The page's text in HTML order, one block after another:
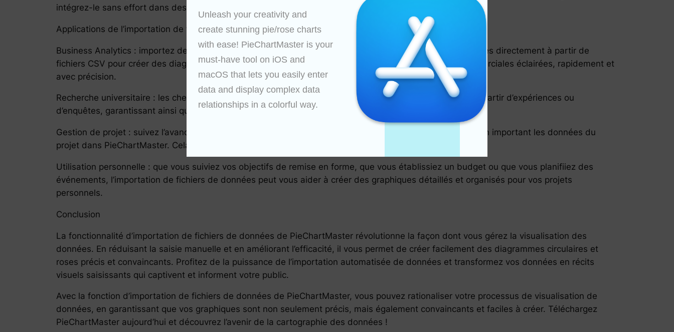
intégrez-le sans effort dans des rapports et des présentations.
Applications de l’importation de fichiers de données
Business Analytics : importez des données de vente, des études de marché ou des informations financières directement à partir de
fichiers CSV pour créer des diagrammes circulaires perspicaces. Cela aide à prendre des décisions commerciales éclairées, rapidement et
avec précision.
Recherche universitaire : les chercheurs peuvent importer de grands ensembles de données collectées à partir d’expériences ou
d’enquêtes, garantissant ainsi que leurs graphiques sont à la fois précis et complets.
Gestion de projet : suivez l’avancement du projet, l’allocation des ressources ou la répartition des tâches en important les données du
projet dans PieChartMaster. Cela permet une visualisation efficace et une meilleure surveillance du projet.
Utilisation personnelle : que vous suiviez vos objectifs de remise en forme, que vous établissiez un budget ou que vous planifiiez des
événements, l’importation de fichiers de données peut vous aider à créer des graphiques détaillés et organisés pour vos projets
personnels.
Conclusion
La fonctionnalité d’importation de fichiers de données de PieChartMaster révolutionne la façon dont vous gérez la visualisation des
données. En réduisant la saisie manuelle et en améliorant l’efficacité, il vous permet de créer facilement des diagrammes circulaires et
roses précis et convaincants. Profitez de la puissance de l’importation automatisée de données et transformez vos données en récits
visuels saisissants qui captivent et informent votre public.
Avec la fonction d’importation de fichiers de données de PieChartMaster, vous pouvez rationaliser votre processus de visualisation de
données, en garantissant que vos graphiques sont non seulement précis, mais également convaincants et faciles à créer. Téléchargez
PieChartMaster aujourd’hui et découvrez l’avenir de la cartographie des données !
Unleash your creativity and
create stunning pie/rose charts
with ease! PieChartMaster is your
must-have tool on iOS and
macOS that lets you easily enter
data and display complex data
relationships in a colorful way.